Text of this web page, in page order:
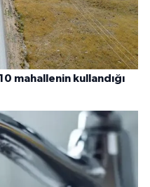
mahallenin kullandığı